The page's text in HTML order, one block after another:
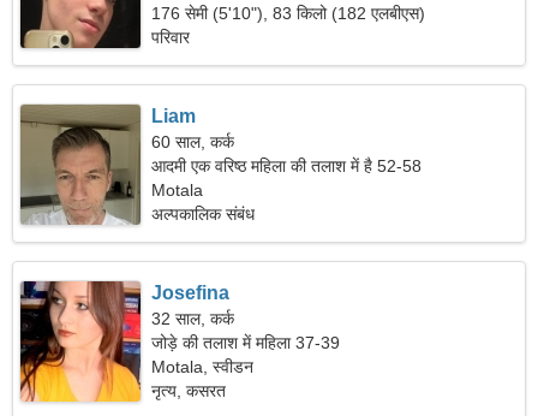
176 सेमी (5'10"), 83 किलो (182 एलबीएस)
परिवार
Liam
60 साल, कर्क
आदमी एक वरिष्ठ महिला की तलाश में है 52-58
Motala
अल्पकालिक संबंध
Josefina
32 साल, कर्क
जोड़े की तलाश में महिला 37-39
Motala, स्वीडन
नृत्य, कसरत